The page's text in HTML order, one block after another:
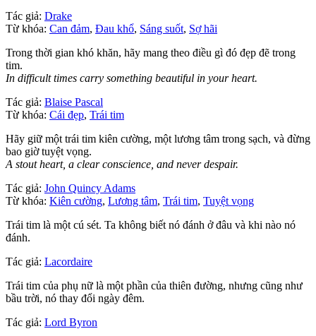
Tác giả: Drake
Từ khóa: Can đảm, Đau khổ, Sáng suốt, Sợ hãi
Trong thời gian khó khăn, hãy mang theo điều gì đó đẹp đẽ trong
tim.
In difficult times carry something beautiful in your heart.
Tác giả: Blaise Pascal
Từ khóa: Cái đẹp, Trái tim
Hãy giữ một trái tim kiên cường, một lương tâm trong sạch, và đừng
bao giờ tuyệt vọng.
A stout heart, a clear conscience, and never despair.
Tác giả: John Quincy Adams
Từ khóa: Kiên cường, Lương tâm, Trái tim, Tuyệt vọng
Trái tim là một cú sét. Ta không biết nó đánh ở đâu và khi nào nó
đánh.
Tác giả: Lacordaire
Trái tim của phụ nữ là một phần của thiên đường, nhưng cũng như
bầu trời, nó thay đổi ngày đêm.
Tác giả: Lord Byron